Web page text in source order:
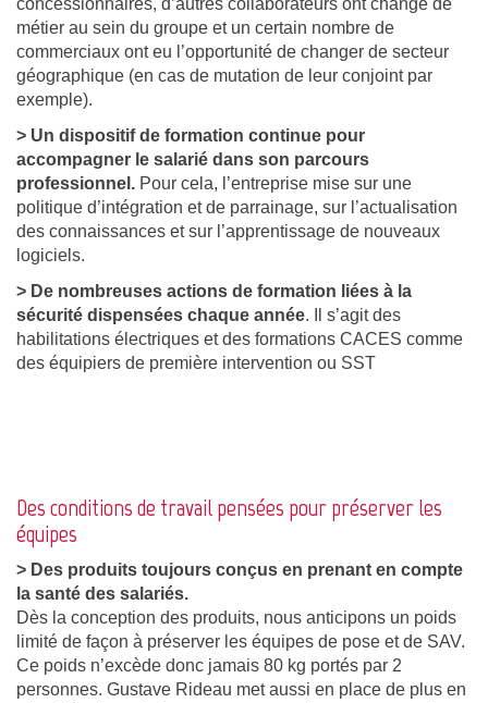
concessionnaires, d’autres collaborateurs ont changé de
métier au sein du groupe et un certain nombre de
commerciaux ont eu l’opportunité de changer de secteur
géographique (en cas de mutation de leur conjoint par
exemple).
> Un dispositif de formation continue pour
accompagner le salarié dans son parcours
professionnel. Pour cela, l’entreprise mise sur une
politique d’intégration et de parrainage, sur l’actualisation
des connaissances et sur l’apprentissage de nouveaux
logiciels.
> De nombreuses actions de formation liées à la
sécurité dispensées chaque année. Il s’agit des
habilitations électriques et des formations CACES comme
des équipiers de première intervention ou SST
Des conditions de travail pensées pour préserver les
équipes
> Des produits toujours conçus en prenant en compte
la santé des salariés.
Dès la conception des produits, nous anticipons un poids
limité de façon à préserver les équipes de pose et de SAV.
Ce poids n’excède donc jamais 80 kg portés par 2
personnes. Gustave Rideau met aussi en place de plus en